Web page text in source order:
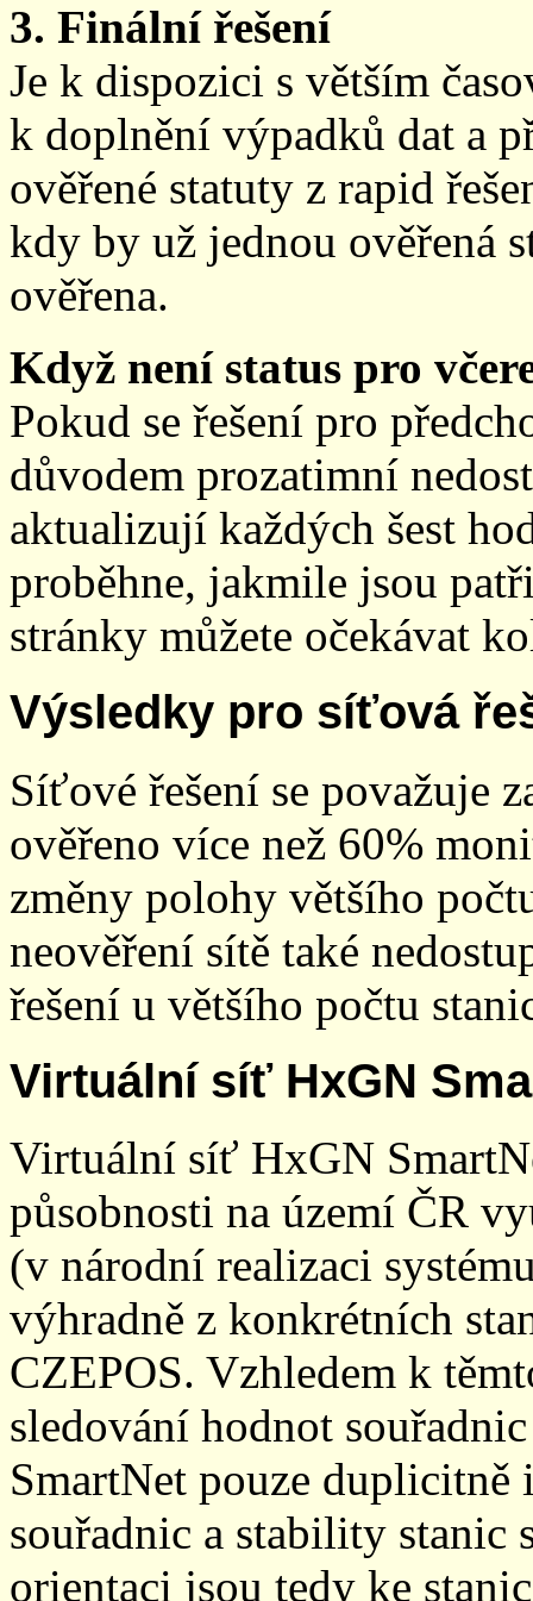
3. Finální řešení
Je k dispozici s větším
k doplnění výpadků dat a
ověřené statuty z rapid
kdy by už jednou ověřená
ověřena.
Když není status pro
Pokud se řešení pro
důvodem prozatimní
aktualizují každých šest
proběhne, jakmile jsou
stránky můžete očekávat
Výsledky pro síťová
Síťové řešení se považuje
ověřeno více než 60%
změny polohy většího
neověření sítě také
řešení u většího počtu
Virtuální síť HxGN
Virtuální síť HxGN
působnosti na území ČR
(v národní realizaci
výhradně z konkrétních
CZEPOS. Vzhledem k
sledování hodnot
SmartNet pouze
souřadnic a stability stanic
orientaci jsou tedy ke